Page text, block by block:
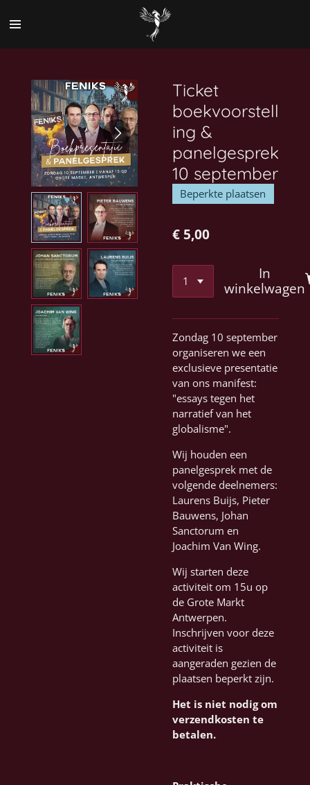
direct
Ticket
boekvoorstell
ing &
panelgesprek
10 september
Beperkte plaatsen
€ 5,00
In
winkelwagen
Zondag 10 september
organiseren we een
exclusieve presentatie
van ons manifest:
"essays tegen het
narratief van het
globalisme".
Wij houden een
panelgesprek met de
volgende deelnemers:
Laurens Buijs, Pieter
Bauwens, Johan
Sanctorum en
Joachim Van Wing.
Wij starten deze
activiteit om 15u op
de Grote Markt
Antwerpen.
Inschrijven voor deze
activiteit is
aangeraden gezien de
plaatsen beperkt zijn.
Het is niet nodig om
verzendkosten te
betalen.